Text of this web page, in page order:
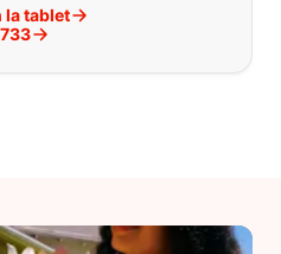
la tablet